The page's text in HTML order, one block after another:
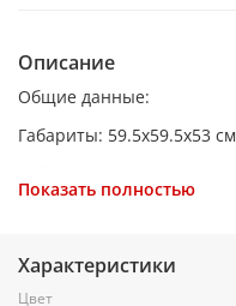
Описание
Общие данные:
Габариты: 59.5x59.5x53 см
Конвекция: есть
Показать полностью
Характеристики
Цвет